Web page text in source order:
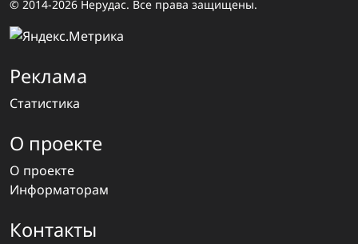
© 2014-2026 Нерудас. Все права защищены.
Реклама
Статистика
О проекте
О проекте
Информаторам
Контакты